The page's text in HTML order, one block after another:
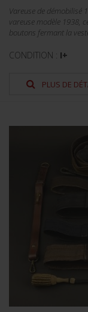
Vareuse de démobilisé
vareuse modèle 1938,
boutons fermant la
CONDITION : I+
PLUS DE